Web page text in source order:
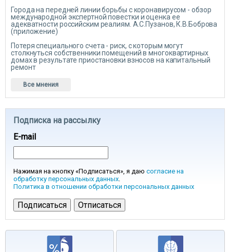
Города на передней линии борьбы с коронавирусом - обзор
международной экспертной повестки и оценка ее
адекватности российским реалиям. А.С.Пузанов, К.В.Боброва
(приложение)
Потеря специального счета - риск, с которым могут
столкнуться собственники помещений в многоквартирных
домах в результате приостановки взносов на капитальный
ремонт
Все мнения
Подписка на рассылку
E-mail
Нажимая на кнопку «Подписаться», я даю согласие на
обработку персональных данных.
Политика в отношении обработки персональных данных